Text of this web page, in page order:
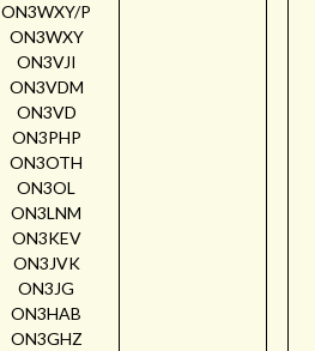
ON3WXY/P
ON3WXY
ON3VJI
ON3VDM
ON3VD
ON3PHP
ON3OTH
ON3OL
ON3LNM
ON3KEV
ON3JVK
ON3JG
ON3HAB
ON3GHZ